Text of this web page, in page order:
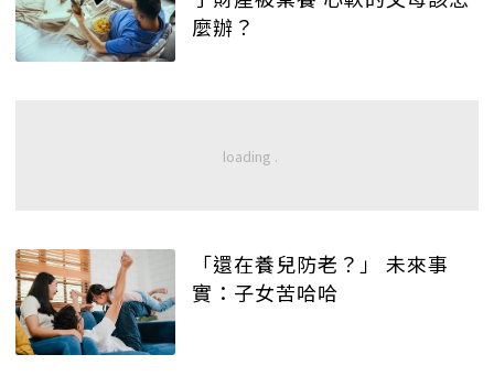
麼辦？
「還在養兒防老？」 未來事
實：子女苦哈哈